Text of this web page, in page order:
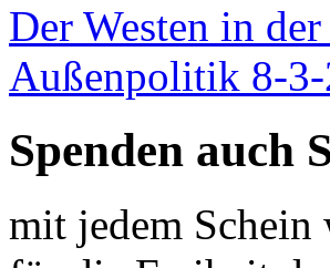
Der Westen in
Außenpolitik 8-3-
Spenden auch
mit jedem Schein